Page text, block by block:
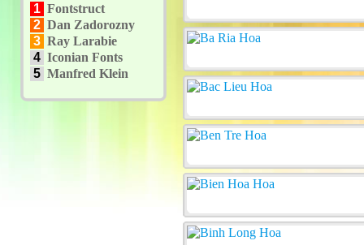
1 Fontstruct
2 Dan Zadorozny
3 Ray Larabie
4 Iconian Fonts
5 Manfred Klein